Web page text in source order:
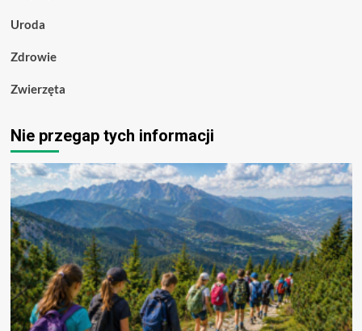
Uroda
Zdrowie
Zwierzęta
Nie przegap tych informacji